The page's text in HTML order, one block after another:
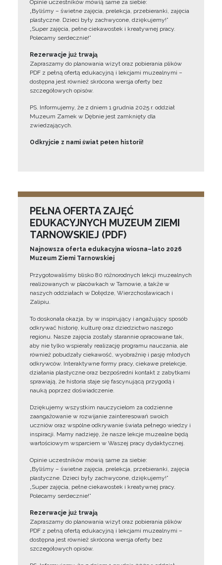
Opinie uczestników mówią same za siebie:
„Byliśmy – świetne zajęcia, prelekcja, przebieranki, zajęcia
plastyczne. Dzieci były zachwycone, dziękujemy!”
„Super zajęcia, pełne ciekawostek i kreatywnej pracy.
Polecamy serdecznie!”
Rezerwacje już trwają
Zapraszamy do planowania wizyt oraz pobierania plików
PDF z pełną ofertą edukacyjną i lekcjami muzealnymi –
dostępna jest również skrócona wersja oferty bez
szczegółowych opisów.
PS. Informujemy, że z dniem 1 grudnia 2025 r. oddział
Muzeum Zamek w Dębnie jest zamknięty dla
zwiedzających.
Odkryjcie z nami świat pełen historii!
PEŁNA OFERTA ZAJĘĆ
EDUKACYJNYCH MUZEUM ZIEMI
TARNOWSKIEJ (PDF)
Najnowsza oferta edukacyjna wiosna–lato 2026
Muzeum Ziemi Tarnowskiej
Przygotowaliśmy blisko 80 różnorodnych lekcji muzealnych
realizowanych w placówkach w Tarnowie, a także w
naszych oddziałach w Dołędze, Wierzchosławicach i
Zalipiu.
To doskonała okazja, by w inspirujący i angażujący sposób
odkrywać historię, kulturę oraz dziedzictwo naszego
regionu. Nasze zajęcia zostały starannie opracowane tak,
aby nie tylko wspierały realizację programu nauczania, ale
również pobudzały ciekawość, wyobraźnię i pasję młodych
odkrywców. Interaktywne formy pracy, ciekawe prelekcje,
działania plastyczne oraz bezpośredni kontakt z zabytkami
sprawiają, że historia staje się fascynującą przygodą i
nauką poprzez doświadczenie.
Dziękujemy wszystkim nauczycielom za codzienne
zaangażowanie w rozwijanie zainteresowań swoich
uczniów oraz wspólne odkrywanie świata pełnego wiedzy i
inspiracji. Mamy nadzieję, że nasze lekcje muzealne będą
wartościowym wsparciem w Waszej pracy dydaktycznej.
Opinie uczestników mówią same za siebie:
„Byliśmy – świetne zajęcia, prelekcja, przebieranki, zajęcia
plastyczne. Dzieci były zachwycone, dziękujemy!”
„Super zajęcia, pełne ciekawostek i kreatywnej pracy.
Polecamy serdecznie!”
Rezerwacje już trwają
Zapraszamy do planowania wizyt oraz pobierania plików
PDF z pełną ofertą edukacyjną i lekcjami muzealnymi –
dostępna jest również skrócona wersja oferty bez
szczegółowych opisów.